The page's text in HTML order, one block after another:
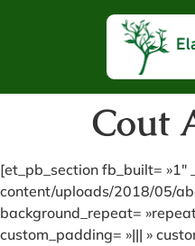
Cout
[et_pb_section fb_built=
content/uploads/2018/05/
background_repeat=
custom_padding= »||| »